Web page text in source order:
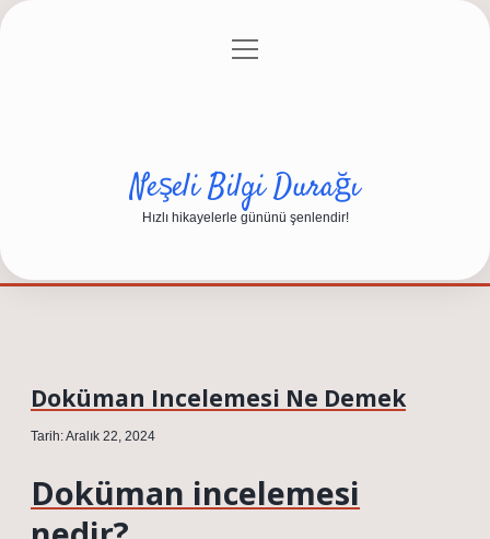
Gizlilik Politikası
menüyü
Neşeli Bilgi Durağı
Hızlı hikayelerle gününü şenlendir!
Doküman Incelemesi Ne Demek
Tarih: Aralık 22, 2024
Doküman incelemesi